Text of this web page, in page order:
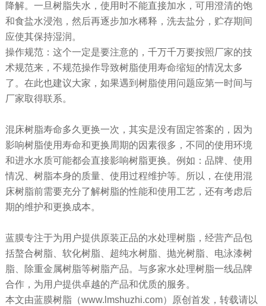
降解。一旦树脂失水，使用时不能直接加水，可用澄清的饱
和食盐水浸泡，然后再逐步加水稀释，洗去盐分，贮存期间
应使其保持湿润。
操作规范：这个一定是要注意的，千万千万要按照厂家的技
术规范来，不规范操作导致树脂使用寿命缩短的情况太多
了。在此也建议大家，如果遇到树脂使用问题应第一时间与
厂家取得联系。
混床树脂寿命多久更换一次，其实是没有固定答案的，因为
影响树脂使用寿命和更换周期的因素很多，不同的使用环境
和进水水质可能都会直接影响树脂更换。例如：品牌、使用
情况、树脂本身的质量、使用过程维护等。所以，在使用混
床树脂前需要充分了解树脂的性能和使用工艺，还有考虑后
期的维护和更换成本。
蓝膜专注于为用户提供原装正品的水处理树脂，经营产品包
括螯合树脂、软化树脂、超纯水树脂、抛光树脂、电泳漆树
脂、除重金属树脂等树脂产品。与多家水处理树脂一线品牌
合作，为用户提供卓越的产品和优质的服务。
本文由蓝膜树脂（www.lmshuzhi.com）原创首发，转载请以